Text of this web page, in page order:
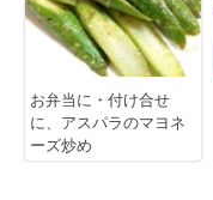
お弁当に・付け合せ
に、アスパラのマヨネ
ーズ炒め